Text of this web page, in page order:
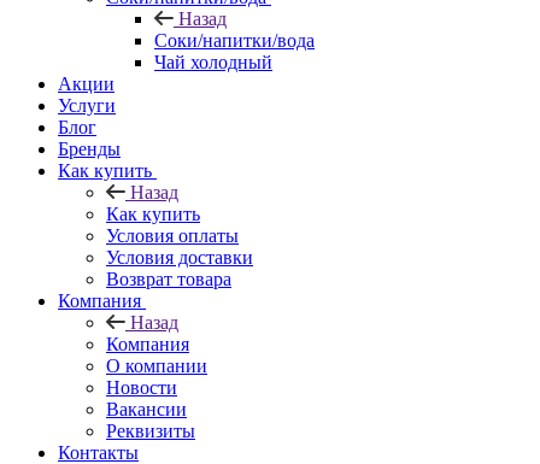
Назад
Соки/напитки/вода
Чай холодный
Акции
Услуги
Блог
Бренды
Как купить
Назад
Как купить
Условия оплаты
Условия доставки
Возврат товара
Компания
Назад
Компания
О компании
Новости
Вакансии
Реквизиты
Контакты